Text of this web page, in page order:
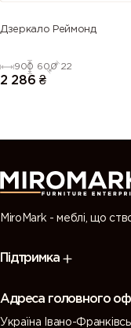
Дзеркало Реймонд
900 600 22
2 286 ₴
MiroMark - меблі, що
Підтримка
Адреса головного
Україна Івано-